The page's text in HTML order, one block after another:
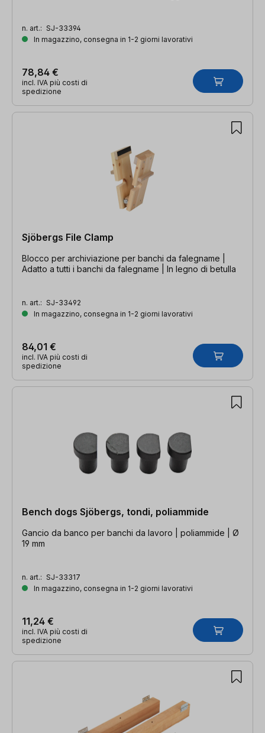
n. art.: SJ-33394
In magazzino, consegna in 1-2 giorni lavorativi
78,84 €
incl. IVA più costi di
spedizione
Sjöbergs File Clamp
Blocco per archiviazione per banchi da falegname |
Adatto a tutti i banchi da falegname | In legno di betulla
n. art.: SJ-33492
In magazzino, consegna in 1-2 giorni lavorativi
84,01 €
incl. IVA più costi di
spedizione
Bench dogs Sjöbergs, tondi, poliammide
Gancio da banco per banchi da lavoro | poliammide | Ø
19 mm
n. art.: SJ-33317
In magazzino, consegna in 1-2 giorni lavorativi
11,24 €
incl. IVA più costi di
spedizione